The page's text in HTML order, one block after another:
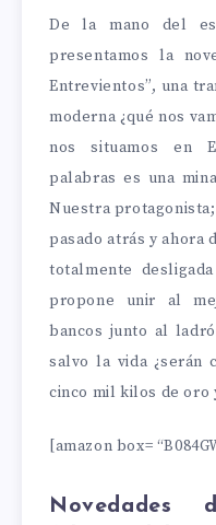
De la mano del
presentamos la
Entrevientos”, una
moderna ¿qué nos
nos situamos en
palabras es una
Nuestra
pasado atrás y ahora
totalmente
propone unir al
bancos junto al
salvo la vida ¿serán
cinco mil kilos de oro
[amazon box=
Novedades